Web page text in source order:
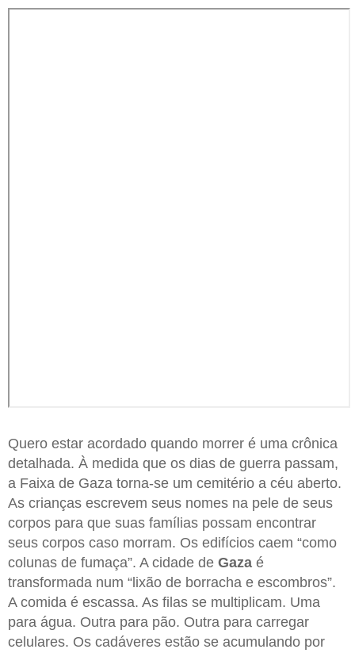
Quero estar acordado quando morrer é uma crônica
detalhada. À medida que os dias de guerra passam,
a Faixa de Gaza torna-se um cemitério a céu aberto.
As crianças escrevem seus nomes na pele de seus
corpos para que suas famílias possam encontrar
seus corpos caso morram. Os edifícios caem “como
colunas de fumaça”. A cidade de Gaza é
transformada num “lixão de borracha e escombros”.
A comida é escassa. As filas se multiplicam. Uma
para água. Outra para pão. Outra para carregar
celulares. Os cadáveres estão se acumulando por